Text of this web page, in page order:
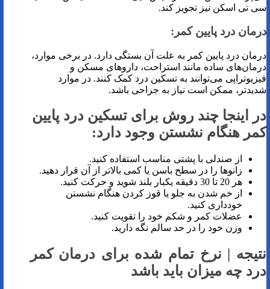
سی تی اسکن نیز تجویز کند.
درمان درد پایین کمر:
درمان درد پایین کمر به علت آن بستگی دارد. در برخی موارد،
درمان‌های ساده مانند استراحت، داروهای مسکن و
فیزیوتراپی می‌توانند به تسکین درد کمک کنند. در موارد
شدیدتر، ممکن است نیاز به جراحی باشد.
در اینجا چند روش برای تسکین درد پایین
کمر هنگام نشستن وجود دارد:
از صندلی با پشتی مناسب استفاده کنید.
زانوها را در سطح باسن یا کمی بالاتر از آن قرار دهید.
هر 20 تا 30 دقیقه یکبار بلند شوید و حرکت کنید.
از خم شدن به جلو یا قوز کردن هنگام نشستن
خودداری کنید.
عضلات کمر و شکم خود را تقویت کنید.
وزن خود را در حد سالم نگه دارید.
نتیجه | نرخ تمام شده برای درمان کمر
درد چه میزان باید باشد